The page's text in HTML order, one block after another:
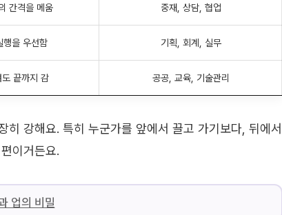
간격을 메움 중재, 상담, 협업
행을 우선함 기획, 회계, 실무
도 끝까지 감 공공, 교육, 기술관리
강해요. 특히 누군가를 앞에서 끌고 가기보다, 뒤에서
이거든요.
업의 비밀